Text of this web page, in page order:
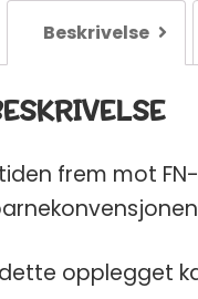
Beskrivelse
frem mot
opplegget